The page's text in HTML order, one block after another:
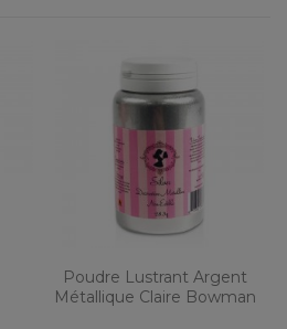
Poudre Lustrant Argent
Métallique Claire Bowman